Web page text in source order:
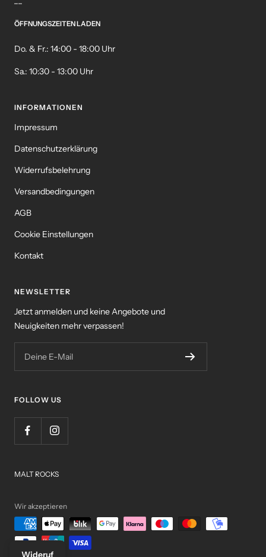
ÖFFNUNGSZEITEN LADEN
Do. & Fr.: 14:00 - 18:00 Uhr
Sa.: 10:30 - 13:00 Uhr
INFORMATIONEN
Impressum
Datenschutzerklärung
Widerrufsbelehrung
Versandbedingungen
AGB
Cookie Einstellungen
Kontakt
NEWSLETTER
Jetzt anmelden und keine Angebote und
Neuigkeiten mehr verpassen!
Deine E-Mail
FOLLOW US
MALT ROCKS
Wir akzeptieren
Wideruf